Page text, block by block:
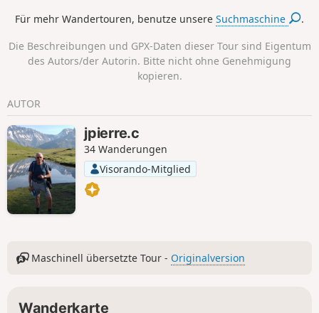
Brannec, Govihan und Stibiden im
sowie die Île d'Arz im Hintergrund. In
der schönen Jahreszeit kann man
baden, insbesondere in der Anse du
Logéo. Die Küste ist auf der Strecke
überwiegend schlammig, bietet aber
einige Strände. Im Winter lassen sich
zahlreiche Vögel beobachten.
Für mehr Wandertouren, benutze unsereSuchmaschine .
Die Beschreibungen und GPX-Daten dieser Tour sind Eigentum
des Autors/der Autorin. Bitte nicht ohne Genehmigung
kopieren.
AUTOR
jpierre.c
34 Wanderungen
Visorando-Mitglied
Maschinell übersetzte Tour - Originalversion
Wanderkarte